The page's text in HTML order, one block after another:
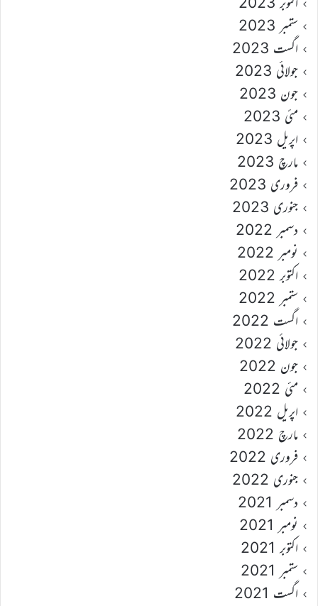
ستمبر 2023
اگست 2023
جولائی 2023
جون 2023
مئی 2023
اپریل 2023
مارچ 2023
فروری 2023
جنوری 2023
دسمبر 2022
نومبر 2022
اکتوبر 2022
ستمبر 2022
اگست 2022
جولائی 2022
جون 2022
مئی 2022
اپریل 2022
مارچ 2022
فروری 2022
جنوری 2022
دسمبر 2021
نومبر 2021
اکتوبر 2021
ستمبر 2021
اگست 2021